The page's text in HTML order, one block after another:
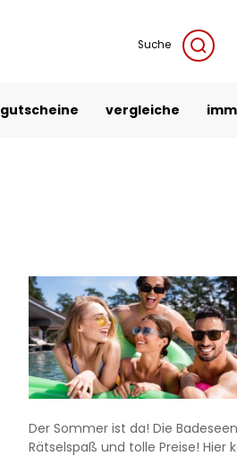
Suche
gutscheine vergleiche
Der Sommer ist da! Die
Rätselspaß und tolle Preise!